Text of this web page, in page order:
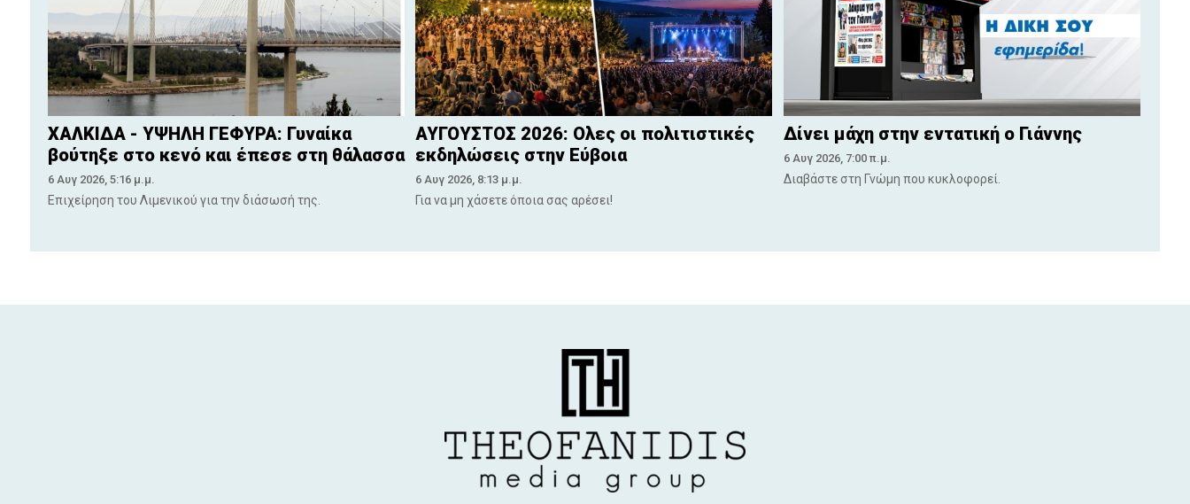
ΧΑΛΚΙΔΑ - ΥΨΗΛΗ ΓΕΦΥΡΑ: Γυναίκα
βούτηξε στο κενό και έπεσε στη θάλασσα
6 Αυγ 2026, 5:16 μ.μ.
Επιχείρηση του Λιμενικού για την διάσωσή της.
ΑΥΓΟΥΣΤΟΣ 2026: Ολες οι πολιτιστικές
εκδηλώσεις στην Εύβοια
6 Αυγ 2026, 8:13 μ.μ.
Για να μη χάσετε όποια σας αρέσει!
Δίνει μάχη στην εντατική ο Γιάννης
6 Αυγ 2026, 7:00 π.μ.
Διαβάστε στη Γνώμη που κυκλοφορεί.